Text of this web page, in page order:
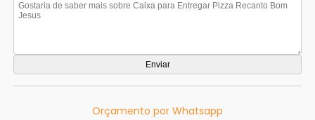
Orçamento por Whatsapp